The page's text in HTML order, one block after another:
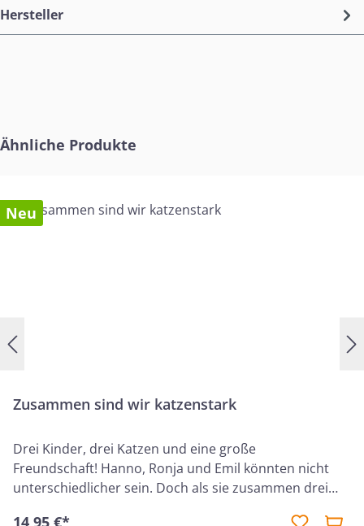
Hersteller
Produktgalerie überspringen
Ähnliche Produkte
Neu
Zusammen sind wir katzenstark
Drei Kinder, drei Katzen und eine große
Freundschaft! Hanno, Ronja und Emil könnten nicht
unterschiedlicher sein. Doch als sie zusammen drei